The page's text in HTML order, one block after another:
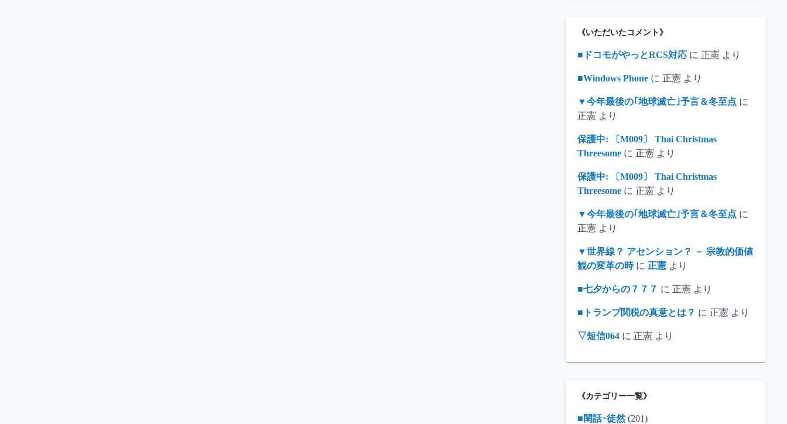
《いただいたコメント》
■ドコモがやっとRCS対応 に 正憲 より
■Windows Phone に 正憲 より
▼今年最後の｢地球滅亡｣予言＆冬至点 に
正憲 より
保護中: 〔M009〕 Thai Christmas
Threesome に 正憲 より
保護中: 〔M009〕 Thai Christmas
Threesome に 正憲 より
▼今年最後の｢地球滅亡｣予言＆冬至点 に
正憲 より
▼世界線？ アセンション？ － 宗教的価値
観の変革の時に 正憲 より
■七夕からの７７７ に 正憲 より
■トランプ関税の真意とは？ に 正憲 より
▽短信064 に 正憲 より
《カテゴリー一覧》
■閑話･徒然(201)